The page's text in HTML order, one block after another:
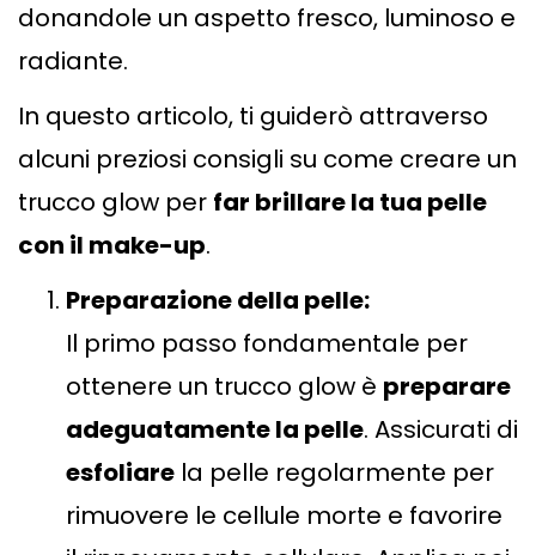
donandole un aspetto fresco, luminoso e
radiante.
In questo articolo, ti guiderò attraverso
alcuni preziosi consigli su come creare un
trucco glow per far brillare la tua pelle
con il make-up.
Preparazione della pelle:
Il primo passo fondamentale per
ottenere un trucco glow è preparare
adeguatamente la pelle. Assicurati di
esfoliare la pelle regolarmente per
rimuovere le cellule morte e favorire